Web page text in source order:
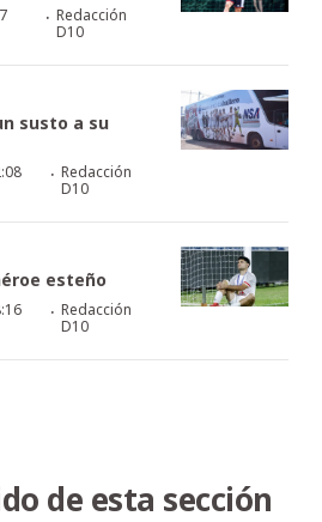
·Redacción
D10
susto a su
·Redacción
D10
esteño
·Redacción
D10
de esta sección